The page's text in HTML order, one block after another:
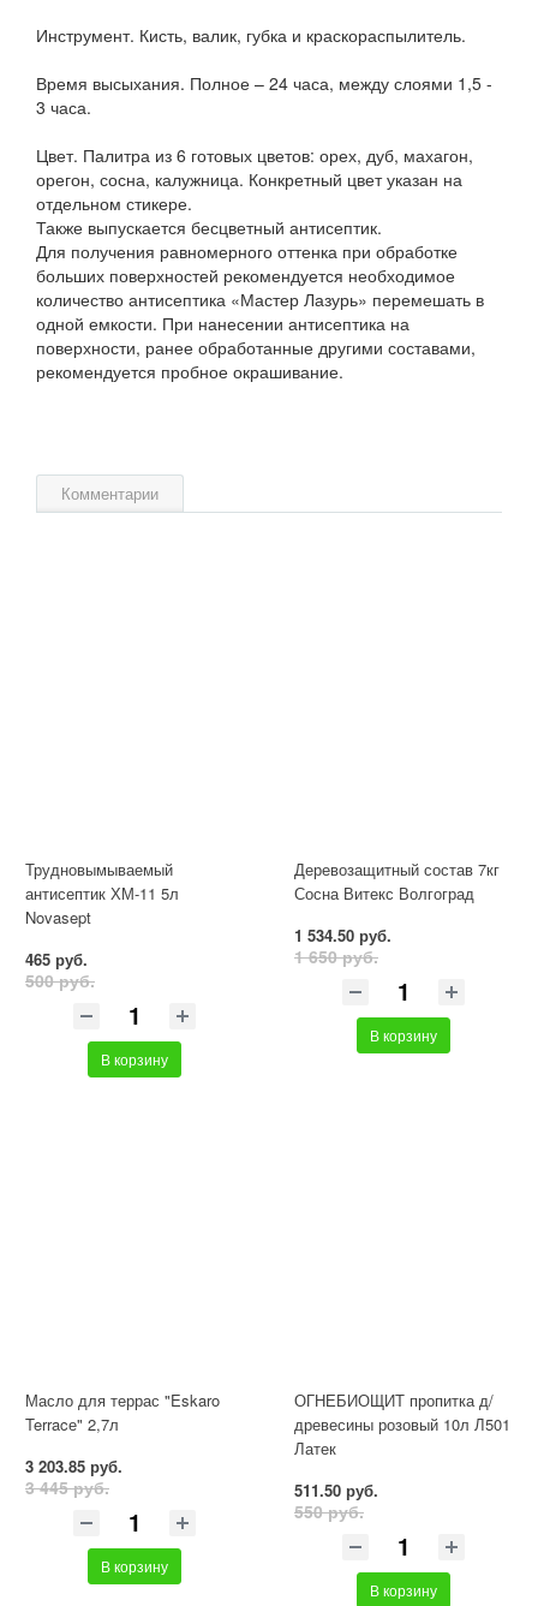
Инструмент. Кисть, валик, губка и краскораспылитель.
Время высыхания. Полное – 24 часа, между слоями 1,5 -
3 часа.
Цвет. Палитра из 6 готовых цветов: орех, дуб, махагон,
орегон, сосна, калужница. Конкретный цвет указан на
отдельном стикере.
Также выпускается бесцветный антисептик.
Для получения равномерного оттенка при обработке
больших поверхностей рекомендуется необходимое
количество антисептика «Мастер Лазурь» перемешать в
одной емкости. При нанесении антисептика на
поверхности, ранее обработанные другими составами,
рекомендуется пробное окрашивание.
Комментарии
Трудновымываемый
антисептик ХМ-11 5л
Novasept
465 руб.
500 руб.
В корзину
Деревозащитный состав 7кг
Сосна Витекс Волгоград
1 534.50 руб.
1 650 руб.
В корзину
Масло для террас "Eskaro
Terracе" 2,7л
3 203.85 руб.
3 445 руб.
В корзину
ОГНЕБИОЩИТ пропитка д/
древесины розовый 10л Л501
Латек
511.50 руб.
550 руб.
В корзину